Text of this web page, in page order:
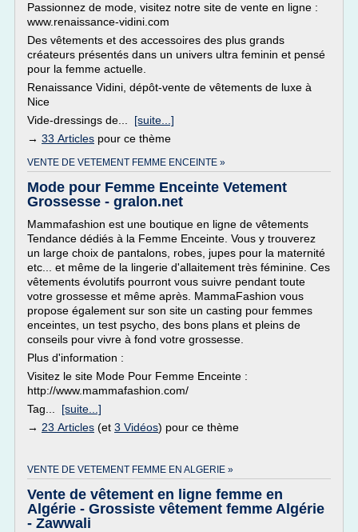
Passionnez de mode, visitez notre site de vente en ligne :
www.renaissance-vidini.com
Des vêtements et des accessoires des plus grands
créateurs présentés dans un univers ultra feminin et pensé
pour la femme actuelle.
Renaissance Vidini, dépôt-vente de vêtements de luxe à
Nice
Vide-dressings de... [suite...]
→ 33 Articles pour ce thème
VENTE DE VETEMENT FEMME ENCEINTE »
Mode pour Femme Enceinte Vetement
Grossesse - gralon.net
Mammafashion est une boutique en ligne de vêtements
Tendance dédiés à la Femme Enceinte. Vous y trouverez
un large choix de pantalons, robes, jupes pour la maternité
etc... et même de la lingerie d'allaitement très féminine. Ces
vêtements évolutifs pourront vous suivre pendant toute
votre grossesse et même après. MammaFashion vous
propose également sur son site un casting pour femmes
enceintes, un test psycho, des bons plans et pleins de
conseils pour vivre à fond votre grossesse.
Plus d'information :
Visitez le site Mode Pour Femme Enceinte :
http://www.mammafashion.com/
Tag... [suite...]
→ 23 Articles (et 3 Vidéos) pour ce thème
VENTE DE VETEMENT FEMME EN ALGERIE »
Vente de vêtement en ligne femme en
Algérie - Grossiste vêtement femme Algérie
- Zawwali